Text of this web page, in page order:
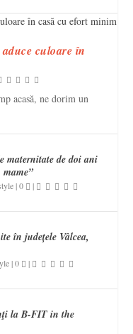
culoare în
acasă, ne dorim un
maternitate de doi ani
|0 |
în județele Vâlcea,
|0 |
la B-FIT in the